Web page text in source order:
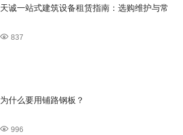
天诚一站式建筑设备租赁指南：选购维护与常
837
为什么要用铺路钢板？
996